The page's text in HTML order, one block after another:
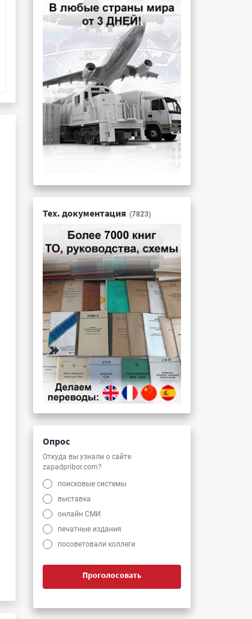
83200006
Подробнее ...
Тех. документация (7823)
Опрос
Откуда вы узнали о сайте
zapadpribor.com?
поисковые системы
выставка
онлайн СМИ
печатные издания
посоветовали коллеги
Проголосовать